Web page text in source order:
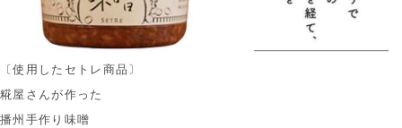
〔使用したセトレ商品〕
糀屋さんが作った
播州手作り味噌